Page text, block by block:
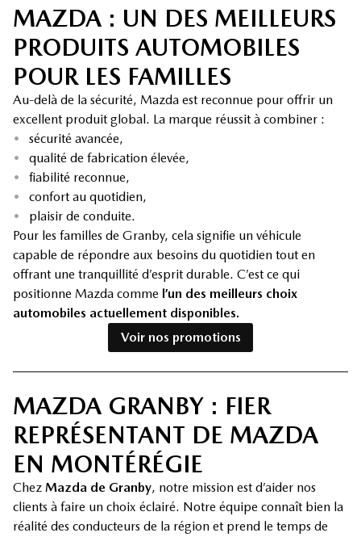
MAZDA : UN DES MEILLEURS
PRODUITS AUTOMOBILES
POUR LES FAMILLES
Au-delà de la sécurité, Mazda est reconnue pour offrir un
excellent produit global. La marque réussit à combiner :
•
sécurité avancée,
•
qualité de fabrication élevée,
•
fiabilité reconnue,
•
confort au quotidien,
•
plaisir de conduite.
Pour les familles de Granby, cela signifie un véhicule
capable de répondre aux besoins du quotidien tout en
offrant une tranquillité d’esprit durable. C’est ce qui
positionne Mazda comme l’un des meilleurs choix
automobiles actuellement disponibles.
Voir nos promotions
MAZDA GRANBY : FIER
REPRÉSENTANT DE MAZDA
EN MONTÉRÉGIE
Chez Mazda de Granby, notre mission est d’aider nos
clients à faire un choix éclairé. Notre équipe connaît bien la
réalité des conducteurs de la région et prend le temps de